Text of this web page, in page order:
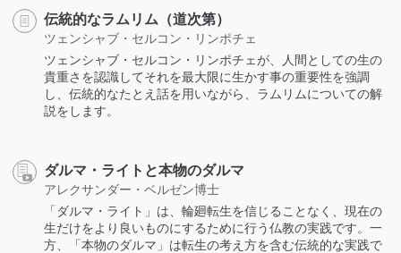
伝統的なラムリム（道次第）
ツェンシャブ・セルコン・リンポチェ
ツェンシャブ・セルコン・リンポチェが、人間としての生の
貴重さを認識してそれを最大限に生かす事の重要性を強調
し、伝統的なたとえ話を用いながら、ラムリムについての解
説をします。
ダルマ・ライトと本物のダルマ
アレクサンダー・ベルゼン博士
「ダルマ・ライト」は、輪廻転生を信じることなく、現在の
生だけをより良いものにするために行う仏教の実践です。一
方、「本物のダルマ」は転生の考え方を含む伝統的な実践で